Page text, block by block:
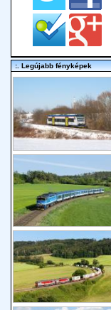
:. Legújabb fényképek